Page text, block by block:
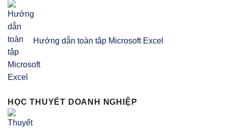
Hướng dẫn toàn tập Microsoft Excel
HỌC THUYẾT DOANH NGHIỆP